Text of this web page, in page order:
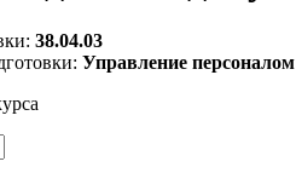
38.04.03
Управление персоналом